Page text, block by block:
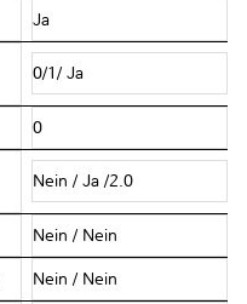
Ja
0/1/ Ja
0
Nein / Ja /2.0
Nein / Nein
Nein / Nein